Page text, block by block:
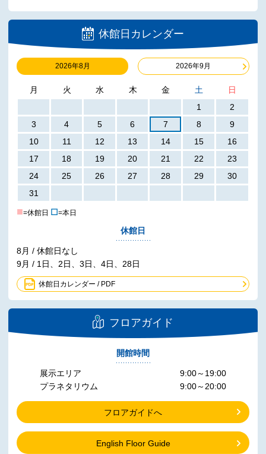
休館日カレンダー
2026年8月 2026年9月
月 火 水 木 金 土
日
1
2
3
4 5 6 7 8
9
10
11 12 13 14 15
16
17
18 19 20 21 22
23
24
25 26 27 28 29
30
31
■=休館日 ☐=本日
休館日
8月 / 休館日なし
9月 / 1日、2日、3日、4日、28日
休館日カレンダー / PDF
フロアガイド
開館時間
展示エリア
プラネタリウム
9:00～19:00
9:00～20:00
フロアガイドへ
English Floor Guide